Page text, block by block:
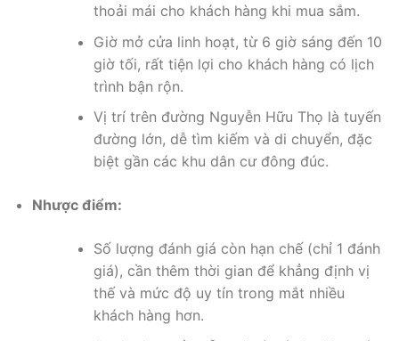
thoải mái cho khách hàng khi mua sắm.
Giờ mở cửa linh hoạt, từ 6 giờ sáng đến 10
giờ tối, rất tiện lợi cho khách hàng có lịch
trình bận rộn.
Vị trí trên đường Nguyễn Hữu Thọ là tuyến
đường lớn, dễ tìm kiếm và di chuyển, đặc
biệt gần các khu dân cư đông đúc.
Nhược điểm:
Số lượng đánh giá còn hạn chế (chỉ 1 đánh
giá), cần thêm thời gian để khẳng định vị
thế và mức độ uy tín trong mắt nhiều
khách hàng hơn.